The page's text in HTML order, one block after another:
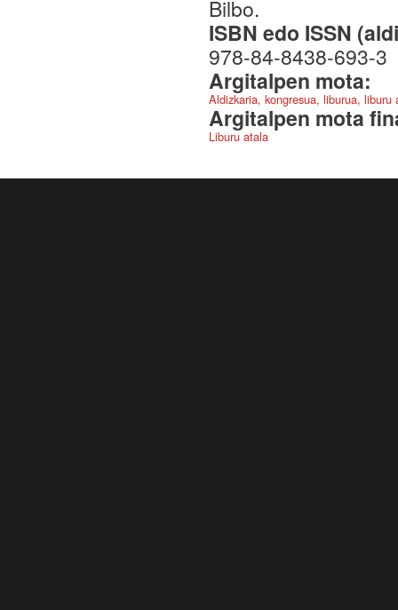
Bilbo.
ISBN edo ISSN
978-84-8438-693-3
Argitalpen mota:
Aldizkaria, kongresua, liburua,
Argitalpen mota
Liburu atala